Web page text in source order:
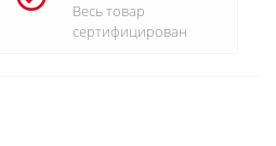
Весь товар
сертифицирован